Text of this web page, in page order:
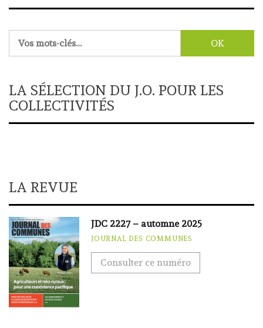
LA SÉLECTION DU J.O. POUR LES
COLLECTIVITÉS
LA REVUE
JDC 2227 – automne 2025
JOURNAL DES COMMUNES
Consulter ce numéro